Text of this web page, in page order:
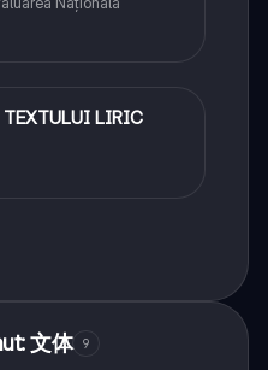
TEXTULUI LIRIC
文体 9